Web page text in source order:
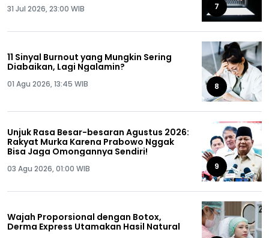
31 Jul 2026, 23:00 WIB 7
11 Sinyal Burnout yang Mungkin Sering
Diabaikan, Lagi Ngalamin?
01 Agu 2026, 13:45 WIB 8
Unjuk Rasa Besar-besaran Agustus 2026:
Rakyat Murka Karena Prabowo Nggak
Bisa Jaga Omongannya Sendiri!
03 Agu 2026, 01:00 WIB 9
Wajah Proporsional dengan Botox,
Derma Express Utamakan Hasil Natural